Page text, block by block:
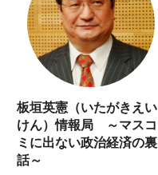
板垣英憲（いたがきえい
けん）情報局 ～マスコ
ミに出ない政治経済の裏
話～